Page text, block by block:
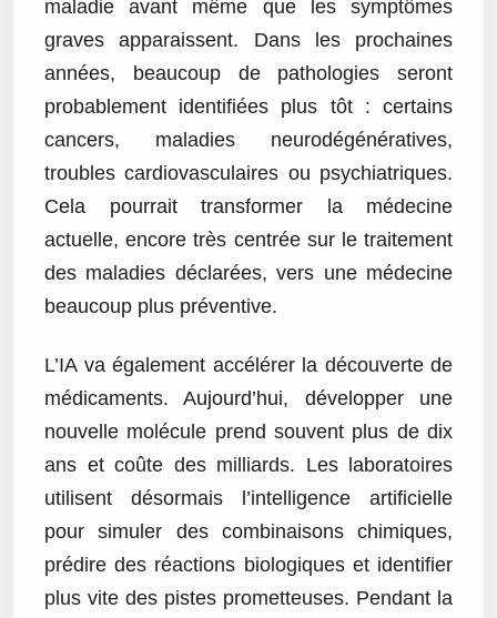
maladie avant même que les symptômes
graves apparaissent. Dans les prochaines
années, beaucoup de pathologies seront
probablement identifiées plus tôt : certains
cancers, maladies neurodégénératives,
troubles cardiovasculaires ou psychiatriques.
Cela pourrait transformer la médecine
actuelle, encore très centrée sur le traitement
des maladies déclarées, vers une médecine
beaucoup plus préventive.
L’IA va également accélérer la découverte de
médicaments. Aujourd’hui, développer une
nouvelle molécule prend souvent plus de dix
ans et coûte des milliards. Les laboratoires
utilisent désormais l’intelligence artificielle
pour simuler des combinaisons chimiques,
prédire des réactions biologiques et identifier
plus vite des pistes prometteuses. Pendant la